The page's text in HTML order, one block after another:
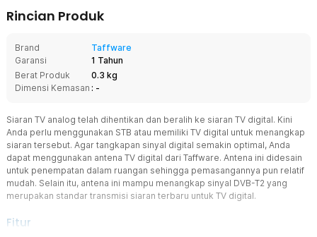
Rincian Produk
Brand
Taffware
Garansi
1 Tahun
Berat Produk
0.3 kg
Dimensi Kemasan : -
Siaran TV analog telah dihentikan dan beralih ke siaran TV digital. Kini
Anda perlu menggunakan STB atau memiliki TV digital untuk menangkap
siaran tersebut. Agar tangkapan sinyal digital semakin optimal, Anda
dapat menggunakan antena TV digital dari Taffware. Antena ini didesain
untuk penempatan dalam ruangan sehingga pemasangannya pun relatif
mudah. Selain itu, antena ini mampu menangkap sinyal DVB-T2 yang
merupakan standar transmisi siaran terbaru untuk TV digital.
Fitur